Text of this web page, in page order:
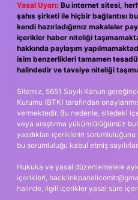
Yasal Uyarı: Bu internet sitesi,
şahıs şirketi ile hiçbir bağlantısı
kendi hazırladığımız makaleler
içerikler haber niteliği
hakkında paylaşım
isim benzerlikleri tamamen
halindedir ve tavsiye niteliği
Sitemiz, 5651 Sayılı Kanun
Kurumu (BTK) tarafından
vermektedir. Bu nedenle, sitedeki
veya araştırma yükümlülüğümüz
yazdıkları içeriklerin
bu sorumluluğu kabul etmiş
Hukuka ve yasal düzenlemelere
içerikleri,
halinde, ilgili içerikler yasal süre